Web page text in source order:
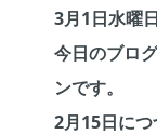
3月1日水曜日
今日のブロ
ンです。
2月15日に